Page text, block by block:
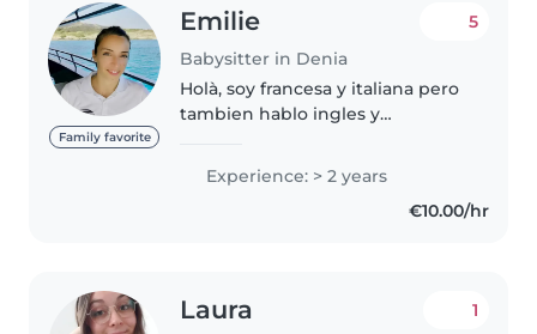
Family favorite
Emilie
Babysitter in Denia
5
Holà, soy francesa y italiana pero
tambien hablo ingles y
conocimientos de alemán y
portugués. Así que se quiere que
tu niño/a sea políglota, estoy..
Experience: > 2 years
€10.00/hr
Laura 1